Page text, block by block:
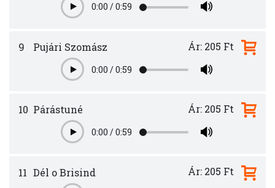
Play0:00 /0:59
9 Pujári Szomász
Play0:00 /0:59
Ár: 205 Ft
10 Párástuné
Play0:00 /0:59
Ár: 205 Ft
11 Dél o Brisind Ár: 205 Ft